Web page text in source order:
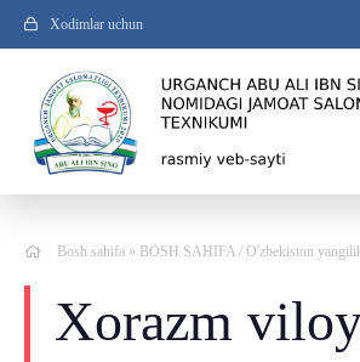
Xodimlar uchun
Bosh sahifa » BOSH SAHIFA / O'zbekiston
Xorazm